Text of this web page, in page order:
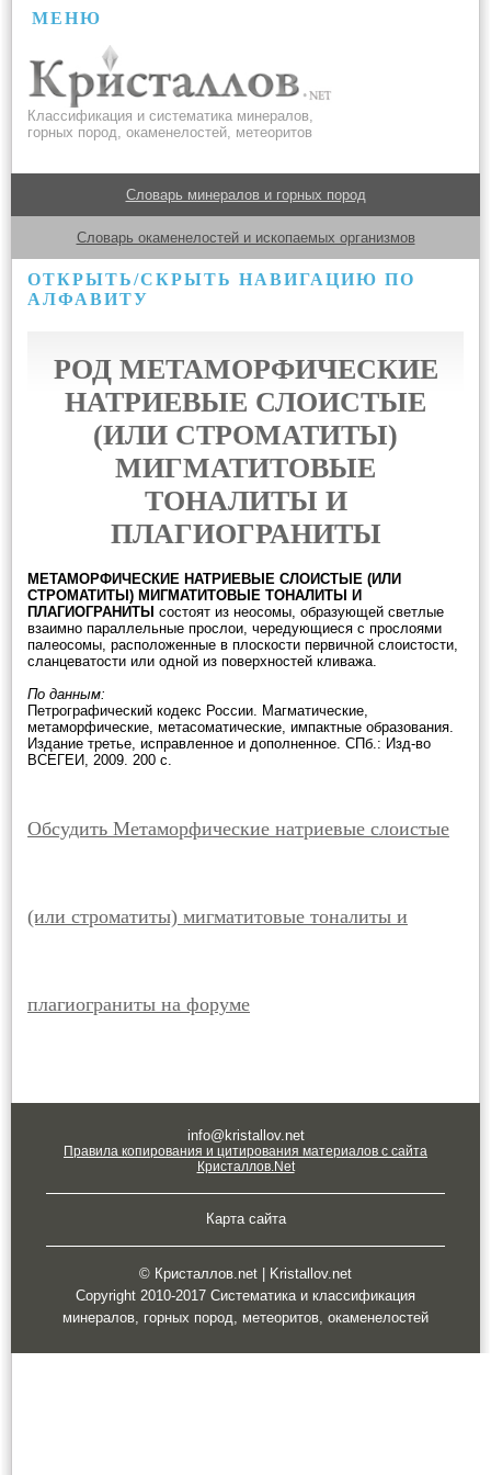
МЕНЮ
Классификация и систематика минералов,
горных пород, окаменелостей, метеоритов
Словарь минералов и горных пород
Словарь окаменелостей и ископаемых организмов
ОТКРЫТЬ/СКРЫТЬ НАВИГАЦИЮ ПО
АЛФАВИТУ
РОД МЕТАМОРФИЧЕСКИЕ
НАТРИЕВЫЕ СЛОИСТЫЕ
(ИЛИ СТРОМАТИТЫ)
МИГМАТИТОВЫЕ
ТОНАЛИТЫ И
ПЛАГИОГРАНИТЫ
МЕТАМОРФИЧЕСКИЕ НАТРИЕВЫЕ СЛОИСТЫЕ (ИЛИ
СТРОМАТИТЫ) МИГМАТИТОВЫЕ ТОНАЛИТЫ И
ПЛАГИОГРАНИТЫ состоят из неосомы, образующей светлые
взаимно параллельные прослои, чередующиеся с прослоями
палеосомы, расположенные в плоскости первичной слоистости,
сланцеватости или одной из поверхностей кливажа.
По данным:
Петрографический кодекс России. Магматические,
метаморфические, метасоматические, импактные образования.
Издание третье, исправленное и дополненное. СПб.: Изд-во
ВСЕГЕИ, 2009. 200 с.
Обсудить Метаморфические натриевые слоистые
(или строматиты) мигматитовые тоналиты и
плагиограниты на форуме
info@kristallov.net
Правила копирования и цитирования материалов с сайта
Кристаллов.Net
Карта сайта
© Кристаллов.net | Kristallov.net
Copyright 2010-2017 Систематика и классификация
минералов, горных пород, метеоритов, окаменелостей